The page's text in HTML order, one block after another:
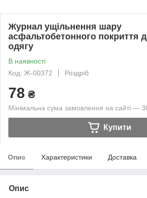
Журнал ущільнення шару
асфальтобетонного покриття
одягу
В наявності
Код: Ж-00372
Роздріб
78 ₴
Мінімальна сума замовлення на сайті —
Купити
Опис Характеристики Доставка
Опис